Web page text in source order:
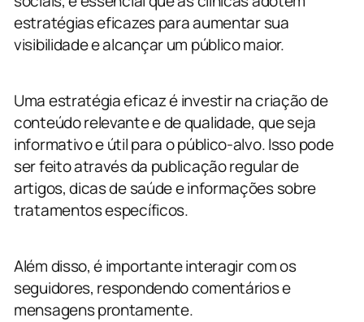
estratégias eficazes para aumentar sua
visibilidade e alcançar um público maior.
Uma estratégia eficaz é investir na criação de
conteúdo relevante e de qualidade, que seja
informativo e útil para o público-alvo. Isso pode
ser feito através da publicação regular de
artigos, dicas de saúde e informações sobre
tratamentos específicos.
Além disso, é importante interagir com os
seguidores, respondendo comentários e
mensagens prontamente.